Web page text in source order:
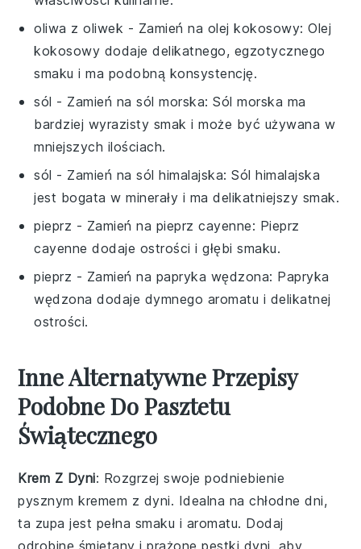
oliwa z oliwek - Zamień na olej kokosowy: Olej
kokosowy dodaje delikatnego, egzotycznego
smaku i ma podobną konsystencję.
sól - Zamień nasól morska: Sól morska ma
bardziej wyrazisty smak i może być używana w
mniejszych ilościach.
sól - Zamień nasól himalajska: Sól himalajska
jest bogata w minerały i ma delikatniejszy smak.
pieprz - Zamień na pieprz cayenne: Pieprz
cayenne dodaje ostrości i głębi smaku.
pieprz - Zamień na papryka wędzona: Papryka
wędzona dodaje dymnego aromatu i delikatnej
ostrości.
Inne Alternatywne Przepisy
Podobne Do Pasztetu
Świątecznego
Krem Z Dyni: Rozgrzej swoje podniebienie
pysznym kremem z dyni. Idealna na chłodne dni,
ta zupa jest pełna smaku i aromatu. Dodaj